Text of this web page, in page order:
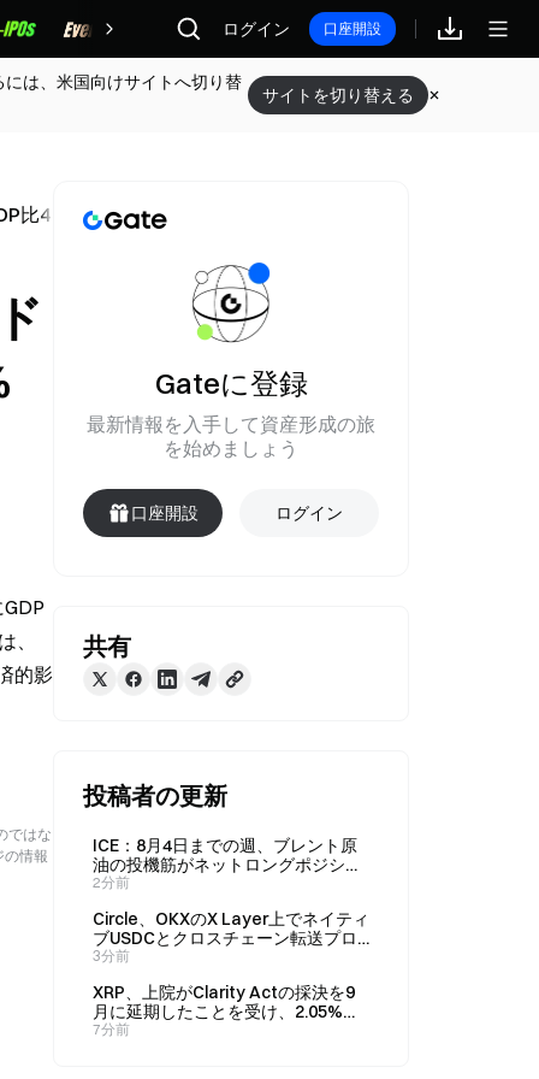
報酬 ログイン 口座開設
は、米国向けサイトへ切り替
サイトを切り替える
比4%まで拡大する可能性を予測
、
的影
ではな
の情報
Gateに登録
最新情報を入手して資産形成の旅
を始めましょう
口座開設 ログイン
共有
投稿者の更新
ICE：8月4日までの週、ブレント原
油の投機筋がネットロングポジショ
ンを20,361枚削減した
2分前
Circle、OKXのX Layer上でネイティ
ブUSDCとクロスチェーン転送プロ
トコルをローンチ
3分前
XRP、上院がClarity Actの採決を9
月に延期したことを受け、2.05%下
落して1.02ドルに
7分前